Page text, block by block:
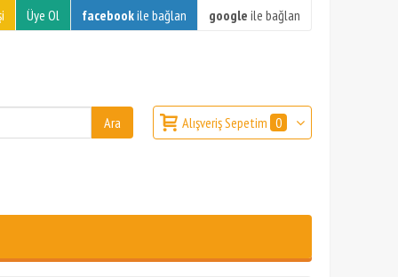
Üye Ol facebookile bağlan google ile bağlan
Alışveriş Sepetim 0